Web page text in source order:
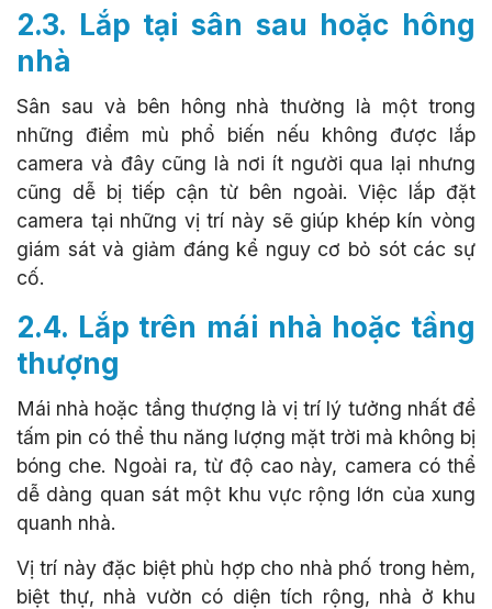
2.3. Lắp tại sân sau hoặc hông
nhà
Sân sau và bên hông nhà thường là một trong
những điểm mù phổ biến nếu không được lắp
camera và đây cũng là nơi ít người qua lại nhưng
cũng dễ bị tiếp cận từ bên ngoài. Việc lắp đặt
camera tại những vị trí này sẽ giúp khép kín vòng
giám sát và giảm đáng kể nguy cơ bỏ sót các sự
cố.
2.4. Lắp trên mái nhà hoặc tầng
thượng
Mái nhà hoặc tầng thượng là vị trí lý tưởng nhất để
tấm pin có thể thu năng lượng mặt trời mà không bị
bóng che. Ngoài ra, từ độ cao này, camera có thể
dễ dàng quan sát một khu vực rộng lớn của xung
quanh nhà.
Vị trí này đặc biệt phù hợp cho nhà phố trong hẻm,
biệt thự, nhà vườn có diện tích rộng, nhà ở khu